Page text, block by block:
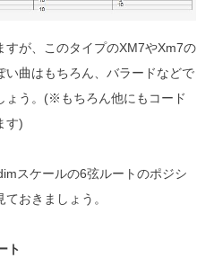
すが、このタイプのXM7やXm7の
い曲はもちろん、バラードなどで
ょう。(※もちろん他にもコード
す)
スケールの6弦ルートのポジシ
おきましょう。
ト